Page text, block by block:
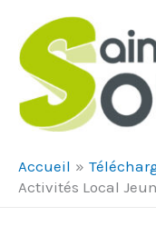
Accueil
Activités Local